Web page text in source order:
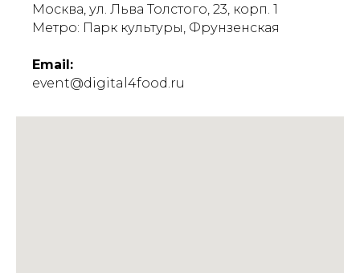
Москва, ул. Льва Толстого, 23, корп. 1
Метро: Парк культуры, Фрунзенская
Email:
event@digital4food.ru